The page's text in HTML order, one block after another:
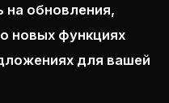
на обновления,
новых функциях
для вашей